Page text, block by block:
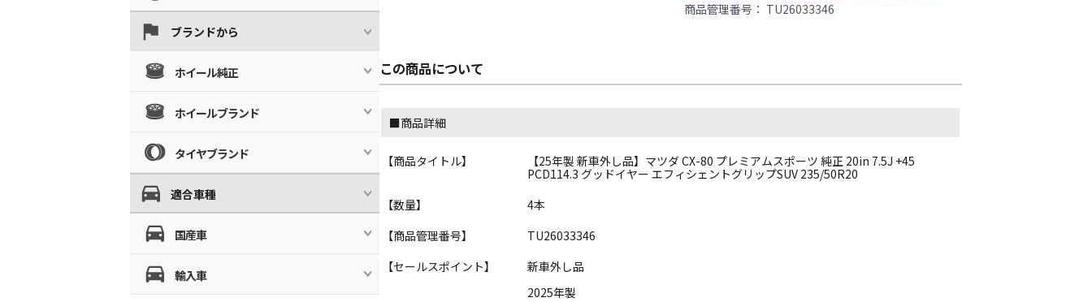
商品管理番号： TU26033346
この商品について
■商品詳細
【商品タイトル】
【25年製 新車外し品】マツダ CX-80 プレミアムスポーツ 純正 20in 7.5J +45
PCD114.3 グッドイヤー エフィシェントグリップSUV 235/50R20
【数量】
4本
【商品管理番号】
TU26033346
【セールスポイント】
新車外し品
2025年製
ブランドから
ホイール純正
ホイールブランド
タイヤブランド
適合車種
国産車
輸入車